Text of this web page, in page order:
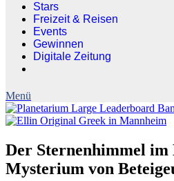
Stars
Freizeit & Reisen
Events
Gewinnen
Digitale Zeitung
Der Sternenhimmel im
Mysterium von